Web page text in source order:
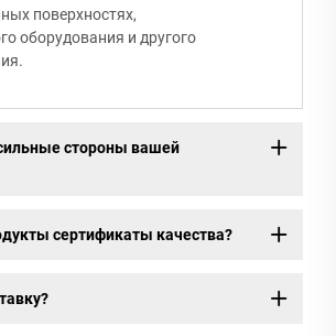
поверхностях,
оборудования и другого
стороны вашей
сертификаты качества?